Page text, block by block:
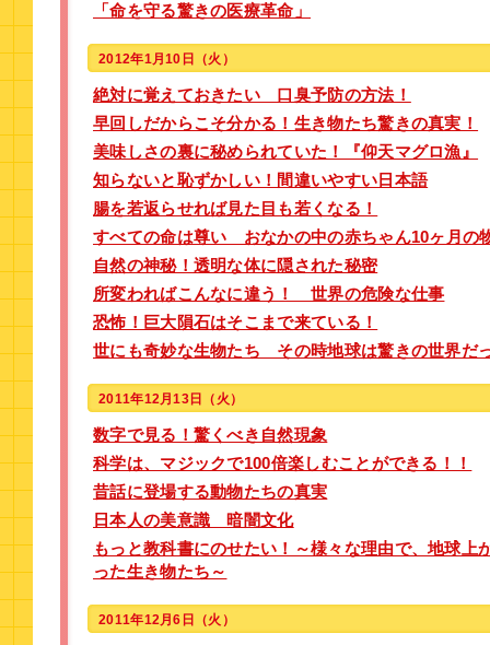
「命を守る驚きの医療革命」
2012年1月10日（火）
絶対に覚えておきたい 口臭予防の方法！
早回しだからこそ分かる！生き物たち驚きの真実！
美味しさの裏に秘められていた！『仰天マグロ漁』
知らないと恥ずかしい！間違いやすい日本語
腸を若返らせれば見た目も若くなる！
すべての命は尊い おなかの中の赤ちゃん10ヶ月の
自然の神秘！透明な体に隠された秘密
所変わればこんなに違う！ 世界の危険な仕事
恐怖！巨大隕石はそこまで来ている！
世にも奇妙な生物たち その時地球は驚きの世界だ
2011年12月13日（火）
数字で見る！驚くべき自然現象
科学は、マジックで100倍楽しむことができる！！
昔話に登場する動物たちの真実
日本人の美意識 暗闇文化
もっと教科書にのせたい！～様々な理由で、地球上
った生き物たち～
2011年12月6日（火）